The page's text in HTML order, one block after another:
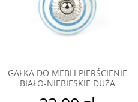
GAŁKA DO MEBLI PIERŚCIENIE
BIAŁO-NIEBIESKIE DUŻA